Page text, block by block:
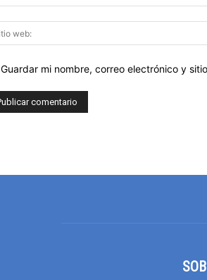
Guardar mi nombre, correo electrónico y